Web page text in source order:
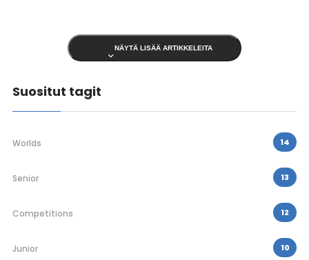
NÄYTÄ LISÄÄ ARTIKKELEITA
Suositut tagit
Worlds 14
Senior 13
Competitions 12
Junior 10